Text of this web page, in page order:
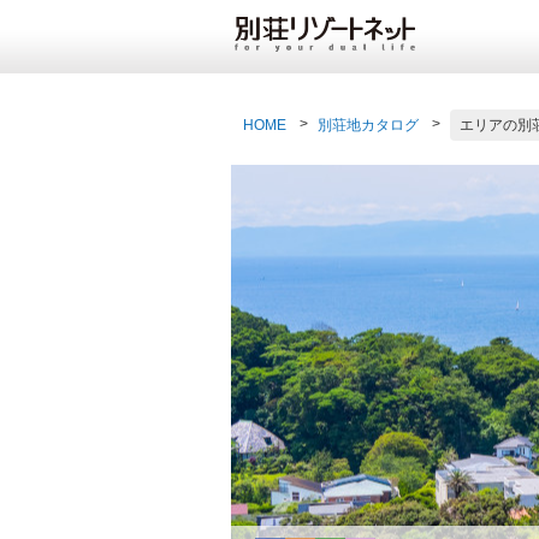
HOME 別荘地カタログ エリアの別